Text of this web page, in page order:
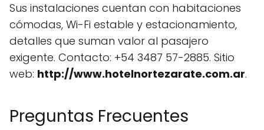
Sus instalaciones cuentan con habitaciones
cómodas, Wi-Fi estable y estacionamiento,
detalles que suman valor al pasajero
exigente. Contacto: +54 3487 57-2885. Sitio
web: http://www.hotelnortezarate.com.ar.
Preguntas Frecuentes